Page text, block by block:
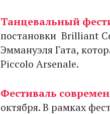
Танцевальный
постановки Brilliant
Эммануэля Гата,
Piccolo Arsenale.
Фестиваль
октября. В рамках